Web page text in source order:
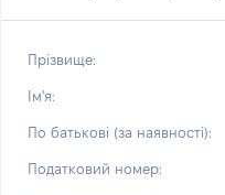
Прізвище:
Ім'я:
По батькові (за наявності):
Податковий номер: